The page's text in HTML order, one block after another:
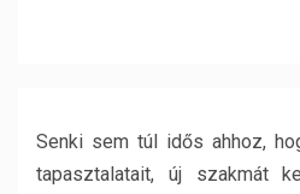
Senki sem túl idős ahhoz,
tapasztalatait, új szakmát